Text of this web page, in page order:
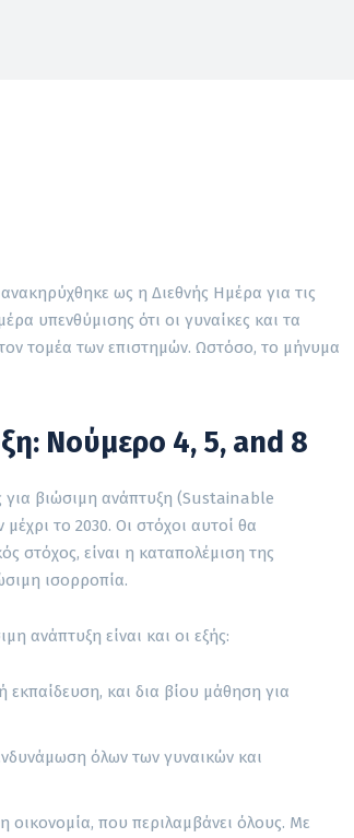
ως η Διεθνής Ημέρα για τις
υπενθύμισης ότι οι γυναίκες και τα
τομέα των επιστημών. Ωστόσο, το μήνυμα
Nούμερο 4, 5, and 8
για βιώσιμη ανάπτυξη (Sustainable
το 2030. Οι στόχοι αυτοί θα
στόχος, είναι η καταπολέμιση της
ισορροπία.
ανάπτυξη είναι και οι εξής:
εκπαίδευση, και δια βίου μάθηση για
όλων των γυναικών και
που περιλαμβάνει όλους. Με